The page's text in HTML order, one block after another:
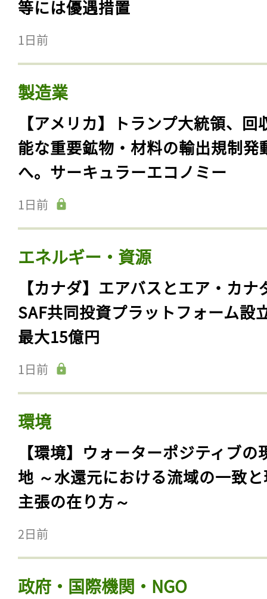
等には優遇措置
1日前
製造業
【アメリカ】トランプ大統領、回
能な重要鉱物・材料の輸出規制発
へ。サーキュラーエコノミー
1日前
エネルギー・資源
【カナダ】エアバスとエア・カナ
SAF共同投資プラットフォーム設
最大15億円
1日前
環境
【環境】ウォーターポジティブの
地 ～水還元における流域の一致
主張の在り方～
2日前
政府・国際機関・NGO